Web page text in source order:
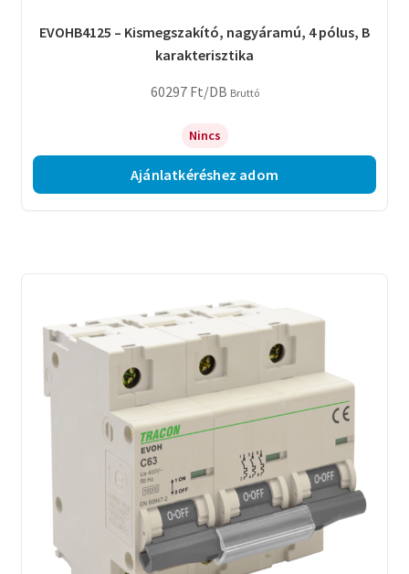
EVOHB4125 – Kismegszakító, nagyáramú, 4 pólus, B
karakterisztika
60297 Ft/DB Bruttó
Nincs
Ajánlatkéréshez adom